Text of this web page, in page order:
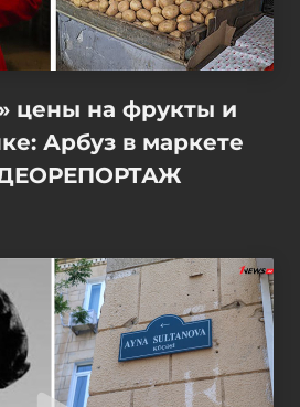
цены на фрукты и
Арбуз в маркете